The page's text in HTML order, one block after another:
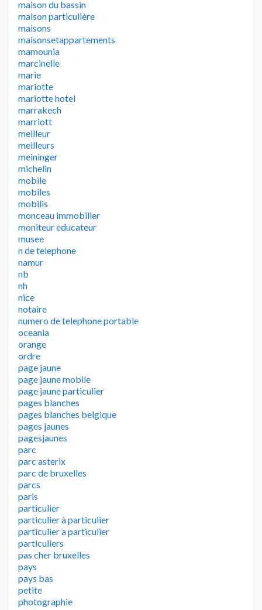
maison du bassin
maison particulière
maisons
maisonsetappartements
mamounia
marcinelle
marie
mariotte
mariotte hotel
marrakech
marriott
meilleur
meilleurs
meininger
michelin
mobile
mobiles
mobilis
monceau immobilier
moniteur educateur
musee
n de telephone
namur
nb
nh
nice
notaire
numero de telephone portable
oceania
orange
ordre
page jaune
page jaune mobile
page jaune particulier
pages blanches
pages blanches belgique
pages jaunes
pagesjaunes
parc
parc asterix
parc de bruxelles
parcs
paris
particulier
particulier à particulier
particulier a particulier
particuliers
pas cher bruxelles
pays
pays bas
petite
photographie